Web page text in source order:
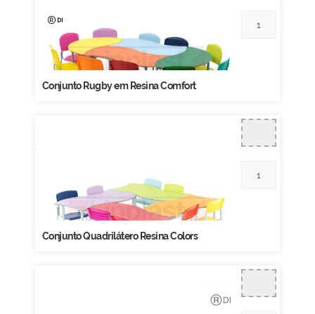
Conjunto Rugby em Resina Comfort
Conjunto Quadrilátero Resina Colors